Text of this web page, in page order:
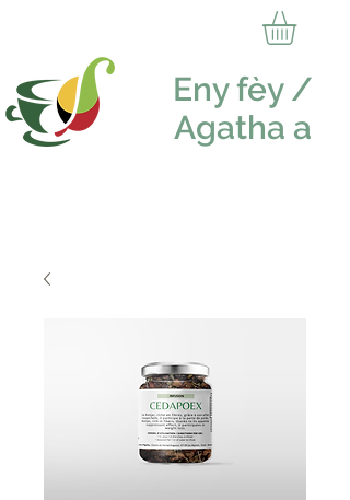
Eny fèy /
Agatha a